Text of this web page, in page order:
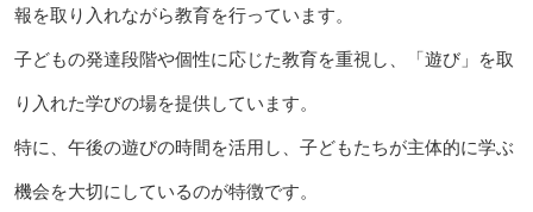
報を取り入れながら教育を行っています。
子どもの発達段階や個性に応じた教育を重視し、「遊び」を取
り入れた学びの場を提供しています。
特に、午後の遊びの時間を活用し、子どもたちが主体的に学ぶ
機会を大切にしているのが特徴です。